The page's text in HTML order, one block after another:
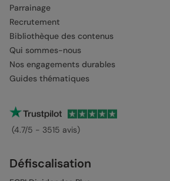
Parrainage
Recrutement
Bibliothèque des contenus
Qui sommes-nous
Nos engagements durables
Guides thématiques
(4.7/5 - 3515 avis)
Défiscalisation